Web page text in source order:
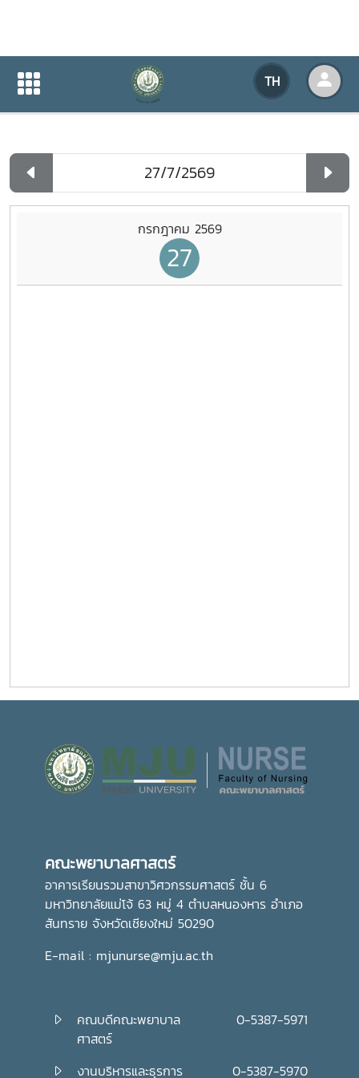
TH
ปฏิทินกิจกรรมของหน่วยงาน
ปฏิทินกิจกรรมของหน่วยงาน
กรกฎาคม 2569
27
คณะพยาบาลศาสตร์
อาคารเรียนรวมสาขาวิศวกรรมศาสตร์ ชั้น 6
มหาวิทยาลัยแม่โจ้ 63 หมู่ 4 ตำบลหนองหาร อำเภอ
สันทราย จังหวัดเชียงใหม่ 50290
E-mail : mjunurse@mju.ac.th
คณบดีคณะพยาบาล
ศาสตร์
0-5387-5971
งานบริหารและธุรการ 0-5387-5970